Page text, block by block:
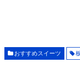
おすすめスイーツ